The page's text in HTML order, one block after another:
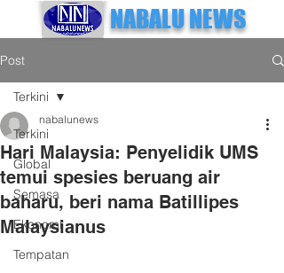
NABALU NEWS
Post
Terkini
Global
Semasa
Ekonomi
Tempatan
Terkini
Hari Malaysia: Penyelidik UMS
temui spesies beruang air
baharu, beri nama Batillipes
Malaysianus
nabalunews